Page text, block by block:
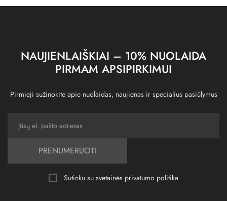
NAUJIENLAIŠKIAI – 10% NUOLAIDA
PIRMAM APSIPIRKIMUI
Pirmieji sužinokite apie nuolaidas, naujienas ir specialius pasiūlymus
PRENUMERUOTI
Sutinku su svetainės privatumo politika